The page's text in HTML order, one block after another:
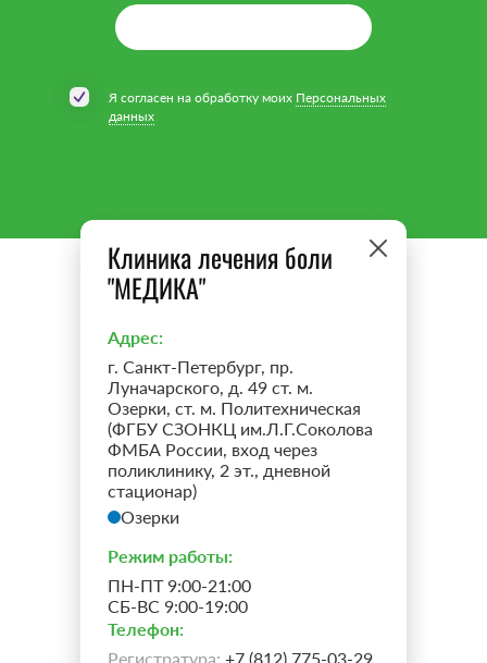
Я согласен на обработку моих Персональных
данных
Клиника лечения боли
"МЕДИКА"
Адрес:
г. Санкт-Петербург, пр.
Луначарского, д. 49 ст. м.
Озерки, ст. м. Политехническая
(ФГБУ СЗОНКЦ им.Л.Г.Соколова
ФМБА России, вход через
поликлинику, 2 эт., дневной
стационар)
Озерки
Режим работы:
ПН-ПТ 9:00-21:00
СБ-ВС 9:00-19:00
Телефон:
Регистратура: +7 (812) 775-03-29